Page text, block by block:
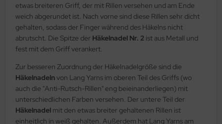
etwas breiteren Griff, der mit Rillen versehen und am Ende
weich abgerundet ist. Nach vorne sind diese Rillen sehr dicht
gehalten, sodass der Finger während des Häkelns nicht
abrutscht. Die Spitze der Häkelnadel Nr. 2 ist aus Metall und
fest mit dem Griff verankert.
Zur besseren Zuordnung der Häkelnadelgröße sind die
Häkelnadelnvon Lang Yarns im oberen Teil des Griffs (wo
auch die "Anti-Rutsch-Rillen" eng beieinanderliegen) mit
unterschiedlichen Farben versehen. Der untere Teil der
Häkelnadel mit den etwas breiter gehaltenen Rillen ist
einheitlich in weiß gehalten. Außerdem hat Lang Yarns am